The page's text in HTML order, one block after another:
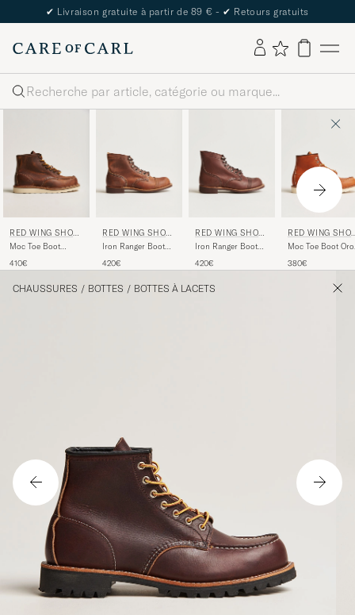
✔ Livraison gratuite à partir de 89 € - ✔ Retours gratuits
Rechercher
RED WING SHOE
S
Moc Toe Boot
Rough/Though
410€
RED WING SHOE
SIron Ranger Boot
Rough/Though
420€
RED WING SHOE
SIron Ranger Boot
420€
RED WING
S
Moc Toe Boot Oro
380€
CHAUSSURES / BOTTES / BOTTES À LACETS